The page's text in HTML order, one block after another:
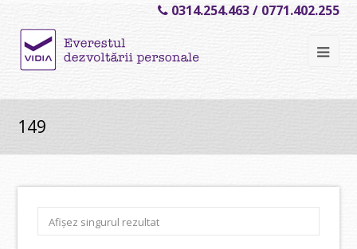
0314.254.463 / 0771.402.255
149
Afișez singurul rezultat